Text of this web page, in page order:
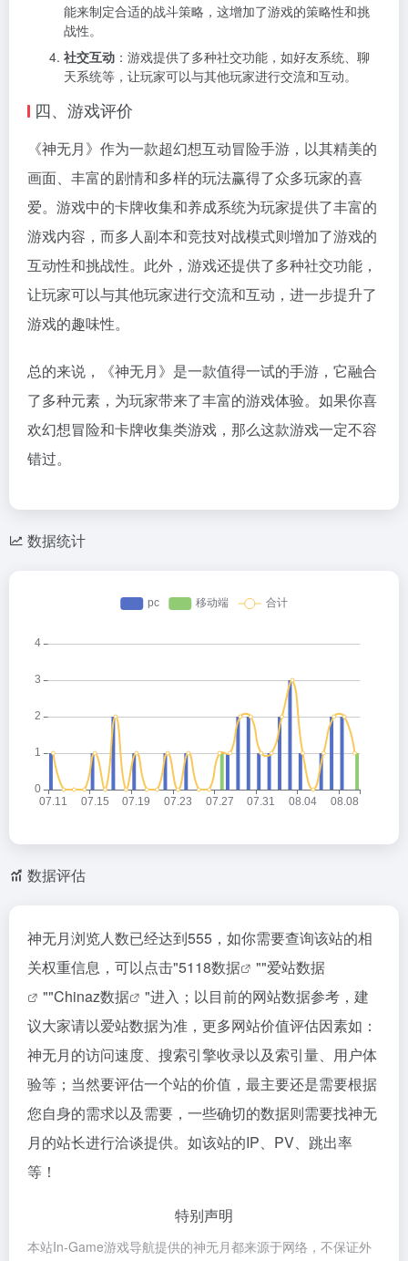
能来制定合适的战斗策略，这增加了游戏的策略性和挑
战性。
社交互动 ：游戏提供了多种社交功能，如好友系统、聊
天系统等，让玩家可以与其他玩家进行交流和互动。
四、游戏评价
《神无月》作为一款超幻想互动冒险手游，以其精美的
画面、丰富的剧情和多样的玩法赢得了众多玩家的喜
爱。游戏中的卡牌收集和养成系统为玩家提供了丰富的
游戏内容，而多人副本和竞技对战模式则增加了游戏的
互动性和挑战性。此外，游戏还提供了多种社交功能，
让玩家可以与其他玩家进行交流和互动，进一步提升了
游戏的趣味性。
总的来说，《神无月》是一款值得一试的手游，它融合
了多种元素，为玩家带来了丰富的游戏体验。如果你喜
欢幻想冒险和卡牌收集类游戏，那么这款游戏一定不容
错过。
数据统计
数据评估
神无月浏览人数已经达到555，如你需要查询该站的相
关权重信息，可以点击"5118数据 ""爱站数据
""Chinaz数据
"进入；以目前的网站数据参考，建
议大家请以爱站数据为准，更多网站价值评估因素如：
神无月的访问速度、搜索引擎收录以及索引量、用户体
验等；当然要评估一个站的价值，最主要还是需要根据
您自身的需求以及需要，一些确切的数据则需要找神无
月的站长进行洽谈提供。如该站的IP、PV、跳出率
等！
特别声明
本站In-Game游戏导航提供的神无月都来源于网络，不保证外